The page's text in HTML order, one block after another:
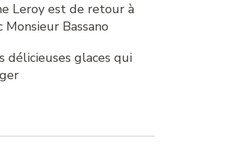
Leroy est de retour à
Monsieur Bassano
délicieuses glaces qui